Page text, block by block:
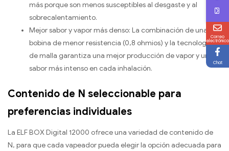
más porque son menos susceptibles al desgaste y al
sobrecalentamiento.
Mejor sabor y vapor más denso: La combinación de una
bobina de menor resistencia (0,8 ohmios) y la tecnología
de malla garantiza una mejor producción de vapor y un
sabor más intenso en cada inhalación.
Contenido de N seleccionable para
preferencias individuales
La ELF BOX Digital 12000 ofrece una variedad de contenido de
N, para que cada vapeador pueda elegir la opción adecuada para
Correo
electrónico
Chat